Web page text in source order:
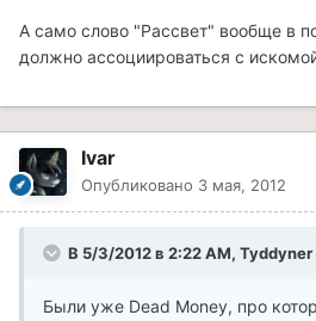
А само слово "Рассвет" вообще в
должно ассоциироваться с
Ivar
Опубликовано 3 мая, 2012
В 5/3/2012 в 2:22 AM, Tyddyner
Были уже Dead Money, про